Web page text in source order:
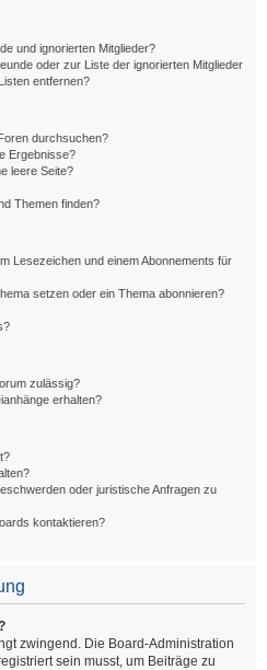
und ignorierten Mitglieder?
oder zur Liste der ignorierten Mitglieder
entfernen?
durchsuchen?
Ergebnisse?
leere Seite?
Themen finden?
Lesezeichen und einem Abonnements für
setzen oder ein Thema abonnieren?
zulässig?
erhalten?
oder juristische Anfragen zu
kontaktieren?
zwingend. Die Board-Administration
sein musst, um Beiträge zu